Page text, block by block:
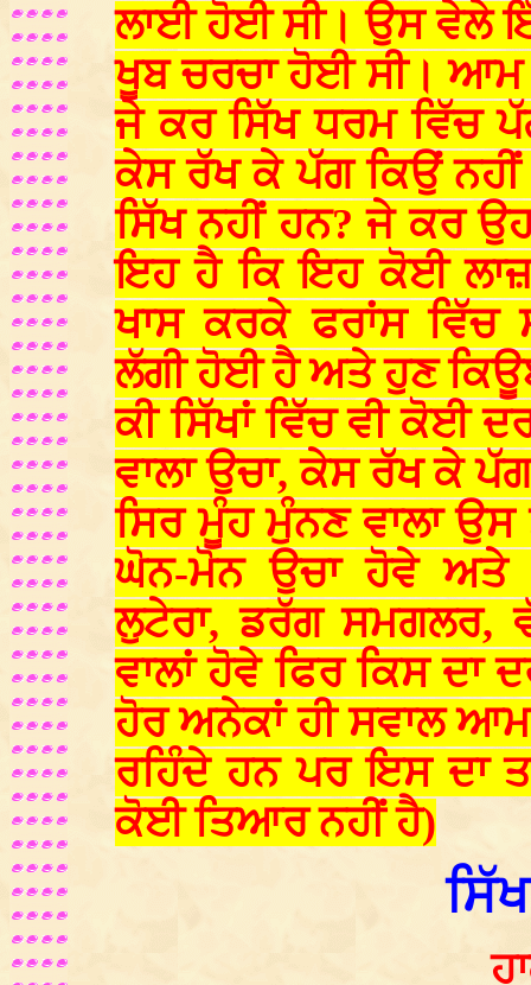
ਲਾਈ ਹੋਈ ਸੀ। ਉਸ ਵੇਲੇ
ਖੂਬ ਚਰਚਾ ਹੋਈ ਸੀ। ਆਮ
ਜੇ ਕਰ ਸਿੱਖ ਧਰਮ ਵਿੱਚ
ਕੇਸ ਰੱਖ ਕੇ ਪੱਗ ਕਿਉਂ ਨਹੀਂ
ਸਿੱਖ ਨਹੀਂ ਹਨ? ਜੇ ਕਰ
ਇਹ ਹੈ ਕਿ ਇਹ ਕੋਈ
ਖਾਸ ਕਰਕੇ ਫਰਾਂਸ ਵਿੱਚ
ਲੱਗੀ ਹੋਈ ਹੈ ਅਤੇ ਹੁਣ
ਕੀ ਸਿੱਖਾਂ ਵਿੱਚ ਵੀ ਕੋਈ
ਵਾਲਾ ਉਚਾ, ਕੇਸ ਰੱਖ ਕੇ
ਸਿਰ ਮੂੰਹ ਮੁੰਨਣ ਵਾਲਾ
ਘੋਨ-ਮੋਨ ਉਚਾ ਹੋਵੇ ਅਤੇ
ਲੁਟੇਰਾ, ਡਰੱਗ ਸਮਗਲਰ,
ਵਾਲਾਂ ਹੋਵੇ ਫਿਰ ਕਿਸ
ਹੋਰ ਅਨੇਕਾਂ ਹੀ ਸਵਾਲ
ਰਹਿੰਦੇ ਹਨ ਪਰ ਇਸ ਦਾ
ਕੋਈ ਤਿਆਰ ਨਹੀਂ ਹੈ)